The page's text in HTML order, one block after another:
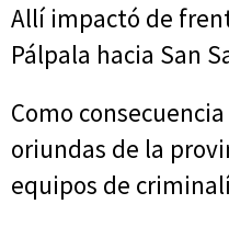
Allí impactó de
Pálpala hacia San
Como
oriundas de la
equipos de